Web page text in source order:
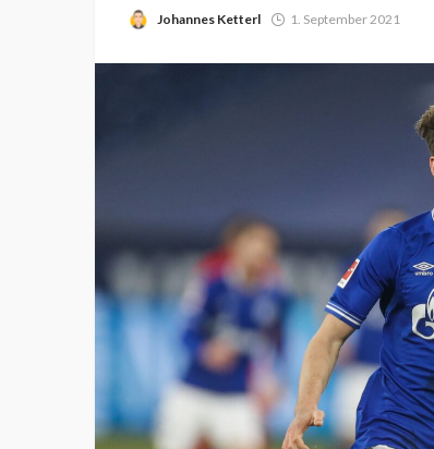
Johannes Ketterl 1. September 2021